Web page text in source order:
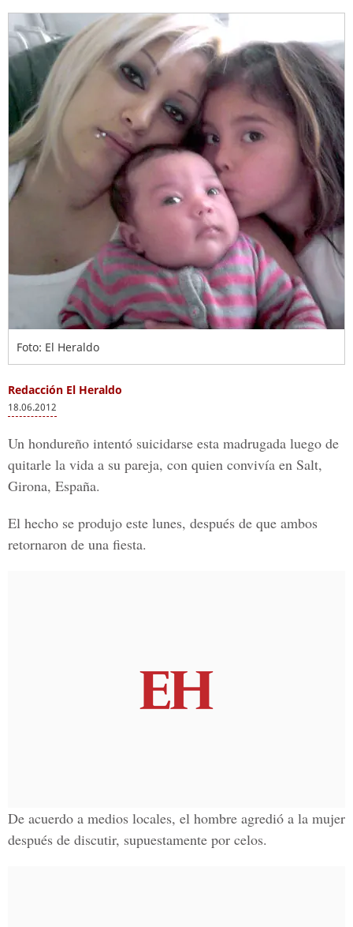
Foto: El Heraldo
Redacción El Heraldo
18.06.2012
Un hondureño intentó suicidarse esta madrugada luego de
quitarle la vida a su pareja, con quien convivía en Salt,
Girona, España.
El hecho se produjo este lunes, después de que ambos
retornaron de una fiesta.
De acuerdo a medios locales, el hombre agredió a la mujer
después de discutir, supuestamente por celos.